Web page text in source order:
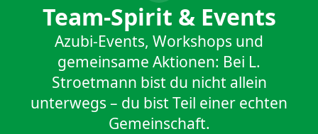
Team-Spirit & Events
Azubi-Events, Workshops und
gemeinsame Aktionen: Bei L.
Stroetmann bist du nicht allein
unterwegs – du bist Teil einer echten
Gemeinschaft.